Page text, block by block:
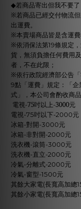
◆若商品寄出但我不要了
※若商品已經交付物流
出運費。
※本賣場商品皆是含運費
※依消保法第19條規定
貨，無須負擔任何費用
者，不在此限；
※依行政院經濟部公告
9點「運費」規定：「
式」，本公司會酌收商
電視-75吋以上-3000元
電視-75吋以下-2000元
冰箱-對開-3000元
冰箱-非對開-2000元
洗衣機-滾筒-3000元
洗衣機-直立-2000元
冷氣-分離式-2000元
冷氣-窗型-1500元
其餘大家電(長寬高加總
其餘小家電(長寬高加總